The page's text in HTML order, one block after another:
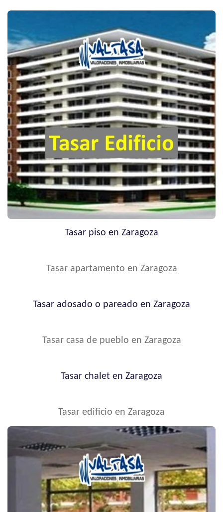
Tasar piso en Zaragoza
Tasar apartamento en Zaragoza
Tasar adosado o pareado en Zaragoza
Tasar casa de pueblo en Zaragoza
Tasar chalet en Zaragoza
Tasar edificio en Zaragoza